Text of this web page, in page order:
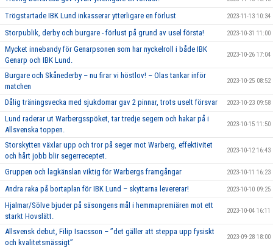
Trögstartade IBK Lund inkasserar ytterligare en förlust 2023-11-13 10:34
Storpublik, derby och burgare - förlust på grund av usel första! 2023-10-31 11:00
Mycket innebandy för Genarpsonen som har nyckelroll i både IBK
Genarp och IBK Lund.
2023-10-26 17:04
Burgare och Skånederby – nu firar vi höstlov! – Olas tankar inför
matchen
2023-10-25 08:52
Dålig träningsvecka med sjukdomar gav 2 pinnar, trots uselt försvar 2023-10-23 09:58
Lund raderar ut Warbergsspöket, tar tredje segern och hakar på i
Allsvenska toppen.
2023-10-15 11:50
Storskytten växlar upp och tror på seger mot Warberg, effektivitet
och hårt jobb blir segerreceptet.
2023-10-12 16:43
Gruppen och lagkänslan viktig för Warbergs framgångar 2023-10-11 16:23
Andra raka på bortaplan för IBK Lund – skyttarna levererar! 2023-10-10 09:25
Hjalmar/Sölve bjuder på säsongens mål i hemmapremiären mot ett
starkt Hovslätt.
2023-10-04 16:11
Allsvensk debut, Filip Isacsson – ’’det gäller att steppa upp fysiskt
och kvalitetsmässigt’’
2023-09-28 18:00